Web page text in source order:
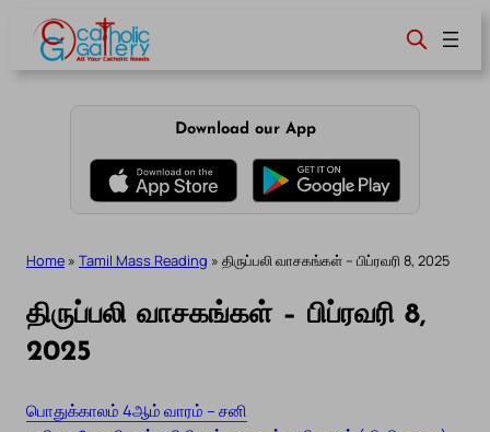
content
Download our App
Home » Tamil Mass Reading » திருப்பலி வாசகங்கள் – பிப்ரவரி 8, 2025
திருப்பலி வாசகங்கள் – பிப்ரவரி 8,
2025
பொதுக்காலம் 4ஆம் வாரம் – சனி